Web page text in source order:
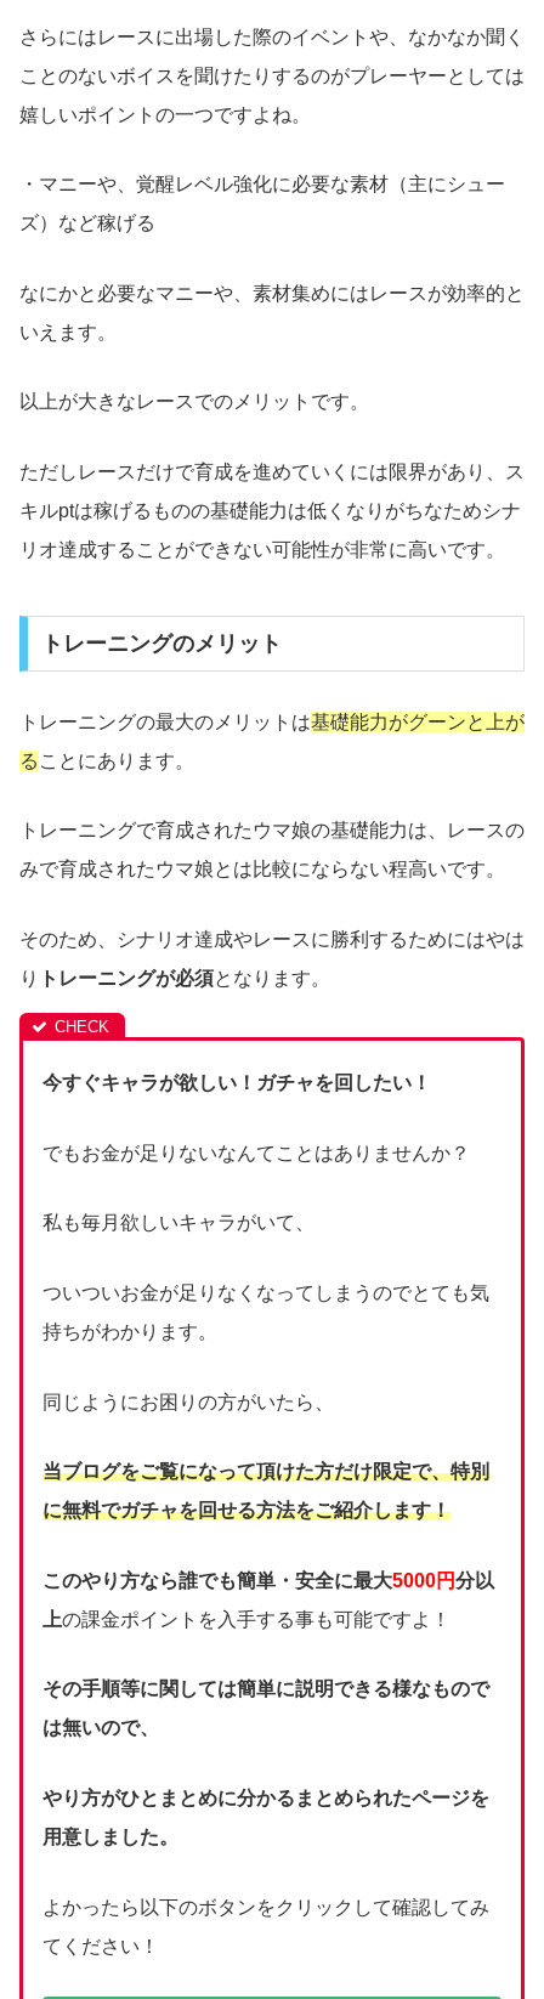
さらにはレースに出場した際のイベントや、なかなか聞く
ことのないボイスを聞けたりするのがプレーヤーとしては
嬉しいポイントの一つですよね。
・マニーや、覚醒レベル強化に必要な素材（主にシュー
ズ）など稼げる
なにかと必要なマニーや、素材集めにはレースが効率的と
いえます。
以上が大きなレースでのメリットです。
ただしレースだけで育成を進めていくには限界があり、ス
キルptは稼げるものの基礎能力は低くなりがちなためシナ
リオ達成することができない可能性が非常に高いです。
トレーニングのメリット
トレーニングの最大のメリットは基礎能力がグーンと上が
る ことにあります。
トレーニングで育成されたウマ娘の基礎能力は、レースの
みで育成されたウマ娘とは比較にならない程高いです。
そのため、シナリオ達成やレースに勝利するためにはやは
り
トレーニングが必須となります。
今すぐキャラが欲しい！ガチャを回したい！
でもお金が足りないなんてことはありませんか？
私も毎月欲しいキャラがいて、
ついついお金が足りなくなってしまうのでとても気
持ちがわかります。
同じようにお困りの方がいたら、
当ブログをご覧になって頂けた方だけ限定で、特別
に無料でガチャを回せる方法をご紹介します！
このやり方なら誰でも簡単・安全に最大5000円分以
上の課金ポイントを入手する事も可能ですよ！
その手順等に関しては簡単に説明できる様なもので
は無いので、
やり方がひとまとめに分かるまとめられたページを
用意しました。
よかったら以下のボタンをクリックして確認してみ
てください！